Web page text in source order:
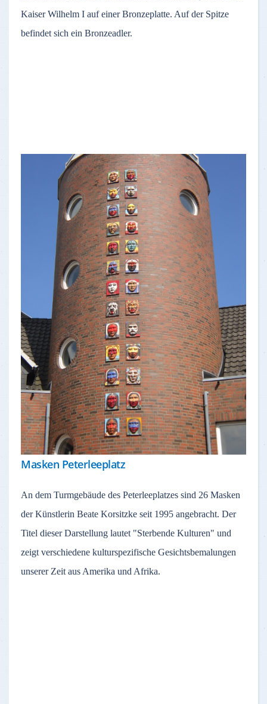
Kaiser Wilhelm I auf einer Bronzeplatte. Auf der Spitze
befindet sich ein Bronzeadler.
Masken Peterleeplatz
An dem Turmgebäude des Peterleeplatzes sind 26 Masken
der Künstlerin Beate Korsitzke seit 1995 angebracht. Der
Titel dieser Darstellung lautet "Sterbende Kulturen" und
zeigt verschiedene kulturspezifische Gesichtsbemalungen
unserer Zeit aus Amerika und Afrika.